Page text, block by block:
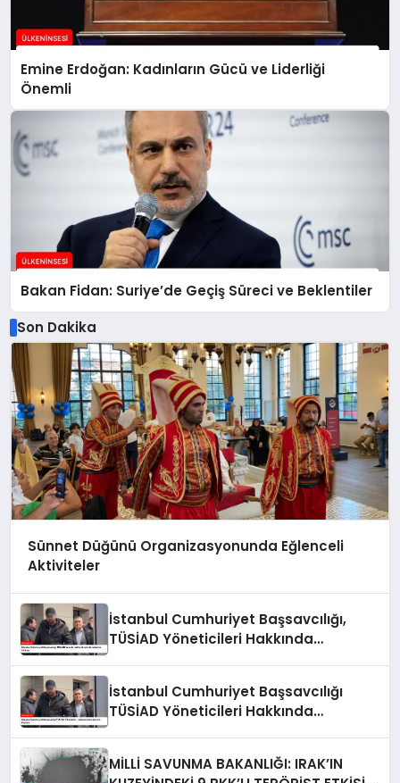
Emine Erdoğan: Kadınların Gücü ve Liderliği
Önemli
Bakan Fidan: Suriye’de Geçiş Süreci ve Beklentiler
Son Dakika
Sünnet Düğünü Organizasyonunda Eğlenceli
Aktiviteler
İstanbul Cumhuriyet Başsavcılığı,
TÜSİAD Yöneticileri Hakkında
İstanbul Cumhuriyet Başsavcılığı
TÜSİAD Yöneticileri Hakkında
MİLLİ SAVUNMA BAKANLIĞI: IRAK’IN